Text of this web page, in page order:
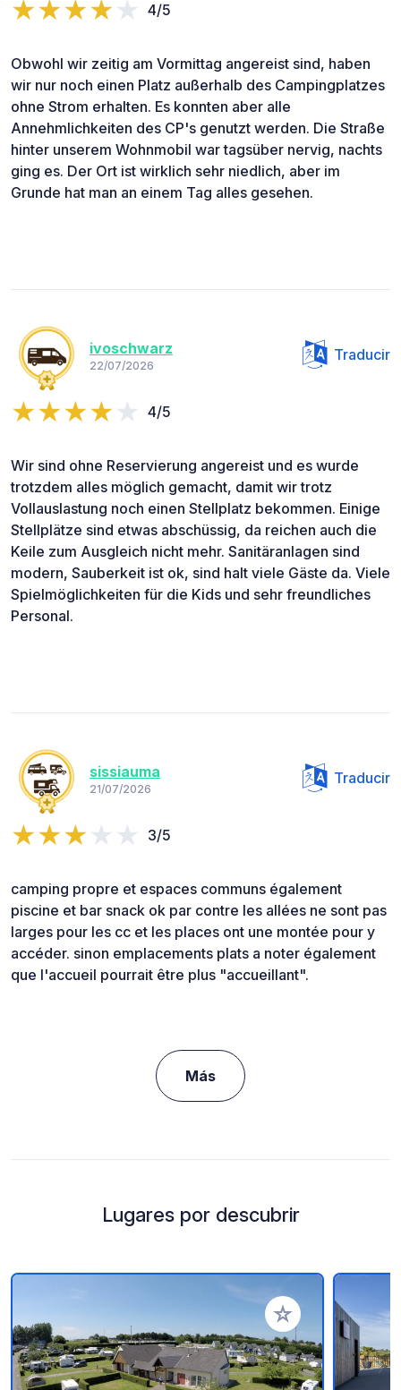
4/5
Obwohl wir zeitig am Vormittag angereist sind, haben
wir nur noch einen Platz außerhalb des Campingplatzes
ohne Strom erhalten. Es konnten aber alle
Annehmlichkeiten des CP's genutzt werden. Die Straße
hinter unserem Wohnmobil war tagsüber nervig, nachts
ging es. Der Ort ist wirklich sehr niedlich, aber im
Grunde hat man an einem Tag alles gesehen.
ivoschwarz
22/07/2026
Traducir
4/5
Wir sind ohne Reservierung angereist und es wurde
trotzdem alles möglich gemacht, damit wir trotz
Vollauslastung noch einen Stellplatz bekommen. Einige
Stellplätze sind etwas abschüssig, da reichen auch die
Keile zum Ausgleich nicht mehr. Sanitäranlagen sind
modern, Sauberkeit ist ok, sind halt viele Gäste da. Viele
Spielmöglichkeiten für die Kids und sehr freundliches
Personal.
sissiauma
21/07/2026
Traducir
3/5
camping propre et espaces communs également
piscine et bar snack ok par contre les allées ne sont pas
larges pour les cc et les places ont une montée pour y
accéder. sinon emplacements plats a noter également
que l'accueil pourrait être plus "accueillant".
Más
Lugares por descubrir
Añadir a tus